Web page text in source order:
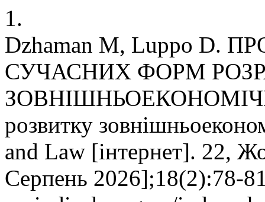
1.
Dzhaman M, Luppo D.
СУЧАСНИХ ФОРМ
розвитку
and Law [інтернет]. 22,
Серпень 2026];18(2):78-